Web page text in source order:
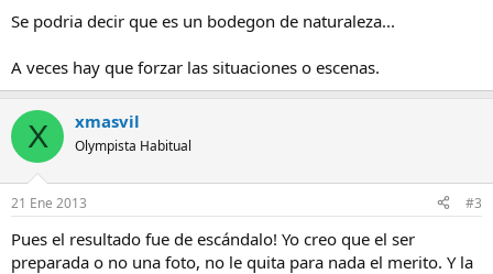
Se podria decir que es un bodegon de naturaleza...
A veces hay que forzar las situaciones o escenas.
X xmasvil
Olympista Habitual
21 Ene 2013 #3
Pues el resultado fue de escándalo! Yo creo que el ser
preparada o no una foto, no le quita para nada el merito. Y la